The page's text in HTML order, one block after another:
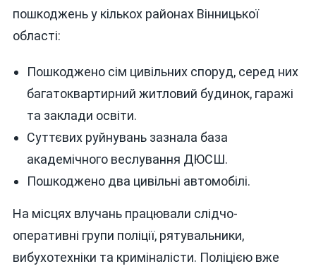
пошкоджень у кількох районах Вінницької
області:
Пошкоджено сім цивільних споруд, серед них
багатоквартирний житловий будинок, гаражі
та заклади освіти.
Суттєвих руйнувань зазнала база
академічного веслування ДЮСШ.
Пошкоджено два цивільні автомобілі.
На місцях влучань працювали слідчо-
оперативні групи поліції, рятувальники,
вибухотехніки та криміналісти. Поліцією вже